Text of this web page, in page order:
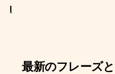
I
最新のフレーズ